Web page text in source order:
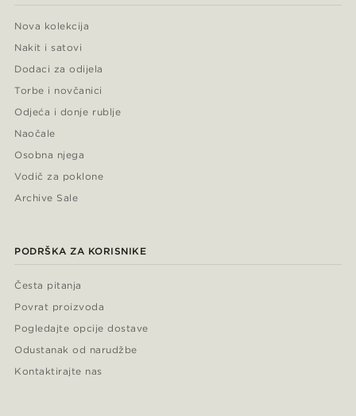
Nova kolekcija
Nakit i satovi
Dodaci za odijela
Torbe i novčanici
Odjeća i donje rublje
Naočale
Osobna njega
Vodič za poklone
Archive Sale
PODRŠKA ZA KORISNIKE
Česta pitanja
Povrat proizvoda
Pogledajte opcije dostave
Odustanak od narudžbe
Kontaktirajte nas